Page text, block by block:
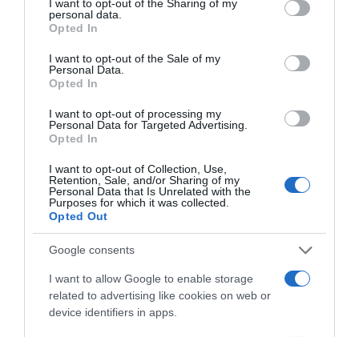
not limited to your visit or usage behaviour. You may click to
grant or deny consent to Google and its third-party tags to
use your data for below specified purposes in below Google
consent section.
I want to opt-out of the Sharing of my
personal data.
Opted In
I want to opt-out of the Sale of my
Personal Data.
Opted In
I want to opt-out of processing my
Personal Data for Targeted Advertising.
Opted In
I want to opt-out of Collection, Use,
Retention, Sale, and/or Sharing of my
Personal Data that Is Unrelated with the
Purposes for which it was collected.
Opted Out
Google consents
I want to allow Google to enable storage
related to advertising like cookies on web or
device identifiers in apps.
Mashtape a közös dalaitokkal:ó, milyen szép idők voltak
azok, amikor hosszú lejátszási listákat állítottunk össze! A
Mashtape” úgy néz ki, mint egy régi kazetta, de tartalmaz
egy 8 GB-os memória sticket. Ez elég hely a valaha